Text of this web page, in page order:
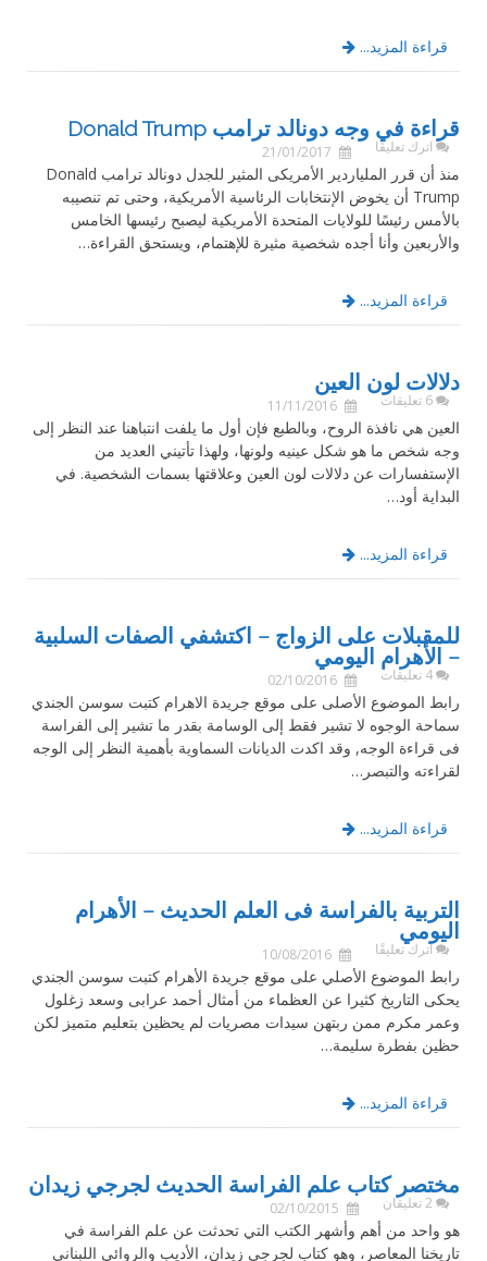
قراءة المزيد...
قراءة في وجه دونالد ترامب Donald Trump
21/01/2017 اترك تعليقًا
منذ أن قرر الملياردير الأمريكى المثير للجدل دونالد ترامب Donald
Trump أن يخوض الإنتخابات الرئاسية الأمريكية، وحتى تم تنصيبه
بالأمس رئيسًا للولايات المتحدة الأمريكية ليصبح رئيسها الخامس
والأربعين وأنا أجده شخصية مثيرة للإهتمام، ويستحق القراءة…
قراءة المزيد...
دلالات لون العين
11/11/2016 6 تعليقات
العين هي نافذة الروح، وبالطبع فإن أول ما يلفت انتباهنا عند النظر إلى
وجه شخص ما هو شكل عينيه ولونها، ولهذا تأتيني العديد من
الإستفسارات عن دلالات لون العين وعلاقتها بسمات الشخصية. في
البداية أود…
قراءة المزيد...
للمقبلات على الزواج – اكتشفي الصفات السلبية
– الأهرام اليومي
02/10/2016 4 تعليقات
رابط الموضوع الأصلى على موقع جريدة الاهرام كتبت سوسن الجندي
سماحة الوجوه لا تشير فقط إلى الوسامة بقدر ما تشير إلى الفراسة
فى قراءة الوجه, وقد اكدت الديانات السماوية بأهمية النظر إلى الوجه
لقراءته والتبصر…
قراءة المزيد...
التربية بالفراسة فى العلم الحديث – الأهرام
اليومي
10/08/2016 اترك تعليقًا
رابط الموضوع الأصلي على موقع جريدة الأهرام كتبت سوسن الجندي
يحكى التاريخ كثيرا عن العظماء من أمثال أحمد عرابى وسعد زغلول
وعمر مكرم ممن ربتهن سيدات مصريات لم يحظين بتعليم متميز لكن
حظين بفطرة سليمة…
قراءة المزيد...
مختصر كتاب علم الفراسة الحديث لجرجي زيدان
02/10/2015 2 تعليقان
هو واحد من أهم وأشهر الكتب التي تحدثت عن علم الفراسة في
تاريخنا المعاصر، وهو كتاب لجرجي زيدان، الأديب والروائي اللبناني